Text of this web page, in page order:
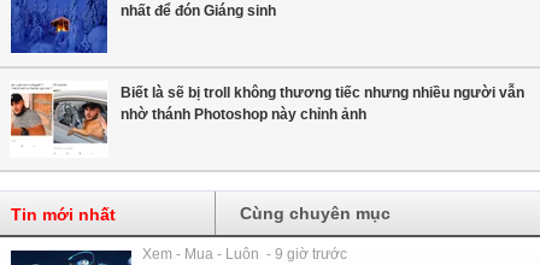
nhất để đón Giáng sinh
Biết là sẽ bị troll không thương tiếc nhưng nhiều người vẫn
nhờ thánh Photoshop này chỉnh ảnh
Tin mới nhất Cùng chuyên mục
Xem - Mua - Luôn - 9 giờ trước